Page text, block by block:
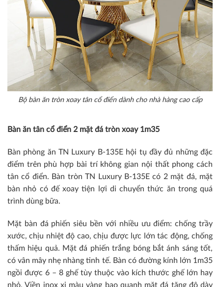
Bộ bàn ăn tròn xoay tân cổ điển dành cho nhà hàng cao cấp
Bàn ăn tân cổ điển 2 mặt đá tròn xoay 1m35
Bàn phòng ăn TN Luxury B-135E hội tụ đầy đủ những đặc
điểm trên phù hợp bài trí không gian nội thất phong cách
tân cổ điển. Bàn tròn TN Luxury B-135E có 2 mặt đá, mặt
bàn nhỏ có đế xoay tiện lợi di chuyển thức ăn trong quá
trình dùng bữa.
Mặt bàn đá phiến siêu bền với nhiều ưu điểm: chống trầy
xước, chịu nhiệt độ cao, chịu được lực lớn tác động, chống
thấm hiệu quả. Mặt đá phiến trắng bóng bắt ánh sáng tốt,
có vân mây nhẹ nhàng tinh tế. Bàn có đường kính lớn 1m35
ngồi được 6 – 8 ghế tùy thuộc vào kích thước ghế lớn hay
nhỏ. Viền inox xi màu vàng bao quanh mặt đá tăng độ dày